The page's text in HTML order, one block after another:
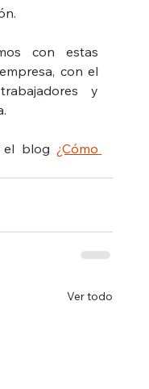
con estas
con el
y
el blog ¿Cómo
Ver todo